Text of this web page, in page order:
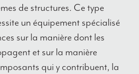
de structures. Ce type
un équipement spécialisé
sur la manière dont les
et sur la manière
qui y contribuent, la